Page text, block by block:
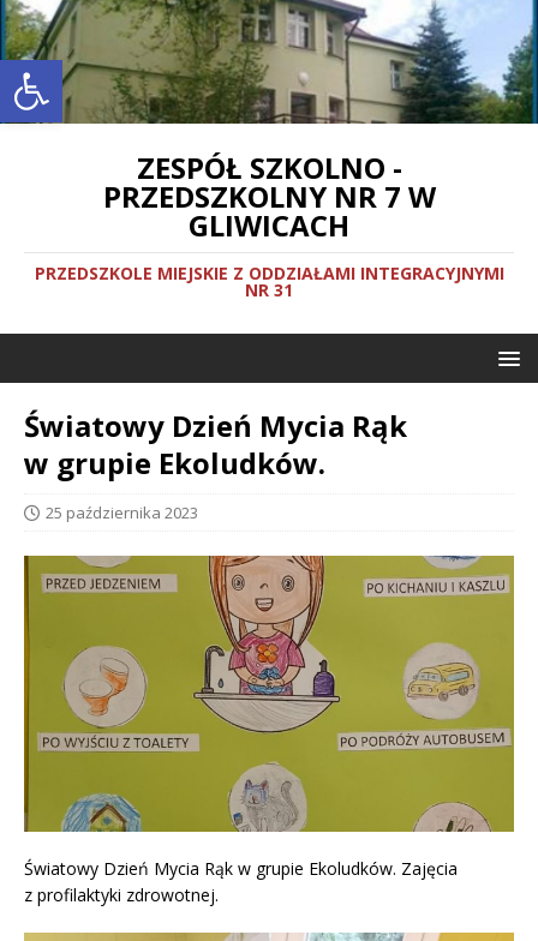
Otwórz pasek narzędzi
ZESPÓŁ SZKOLNO -
PRZEDSZKOLNY NR 7 W
GLIWICACH
PRZEDSZKOLE MIEJSKIE Z ODDZIAŁAMI INTEGRACYJNYMI
NR 31
Światowy Dzień Mycia Rąk
w grupie Ekoludków.
25 października 2023
Światowy Dzień Mycia Rąk w grupie Ekoludków. Zajęcia
z profilaktyki zdrowotnej.